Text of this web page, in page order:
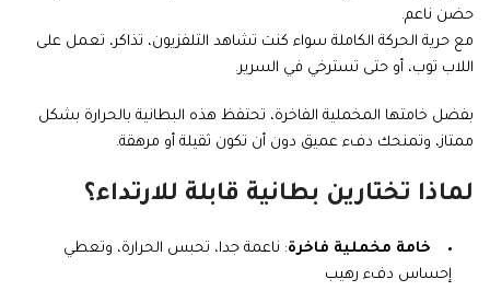
حضن ناعم.
مع حرية الحركة الكاملة سواء كنت تشاهد التلفزيون، تذاكر، تعمل على
اللاب توب، أو حتى تسترخي في السرير.
بفضل خامتها المخملية الفاخرة، تحتفظ هذه البطانية بالحرارة بشكل
ممتاز، وتمنحك دفء عميق دون أن تكون ثقيلة أو مرهقة.
لماذا تختارين بطانية قابلة للارتداء؟
خامة مخملية فاخرة: ناعمة جدا، تحبس الحرارة، وتعطي
إحساس دفء رهيب